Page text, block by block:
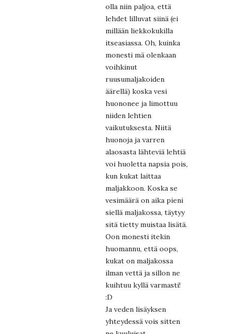
olla niin paljoa, että
lehdet lilluvat siinä (ei
millään liekkokukilla
itseasiassa. Oh, kuinka
monesti mä olenkaan
voihkinut
ruusumaljakoiden
äärellä) koska vesi
huononee ja limottuu
niiden lehtien
vaikutuksesta. Niitä
huonoja ja varren
alaosasta lähteviä lehtiä
voi huoletta napsia pois,
kun kukat laittaa
maljakkoon. Koska se
vesimäärä on aika pieni
siellä maljakossa, täytyy
sitä tietty muistaa lisätä.
Oon monesti itekin
huomannu, että oops,
kukat on maljakossa
ilman vettä ja sillon ne
kuihtuu kyllä varmasti!
:D
Ja veden lisäyksen
yhteydessä vois sitten